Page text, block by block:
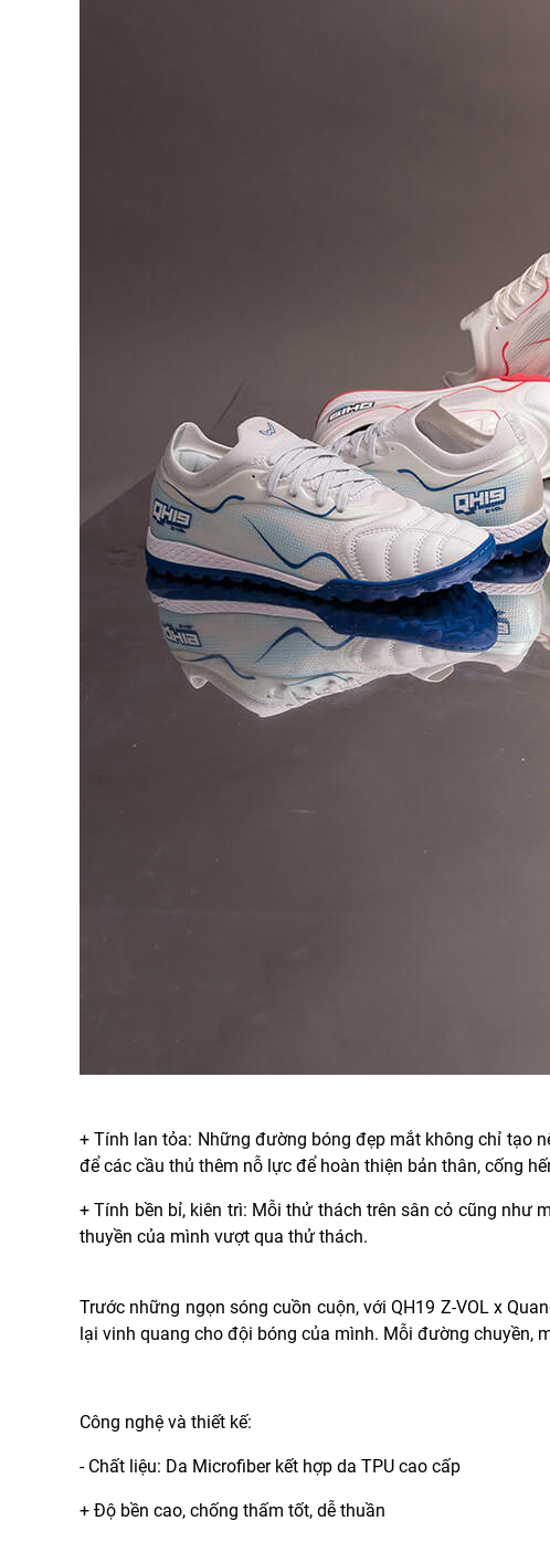
+ Tính lan tỏa: Những đường bóng đẹp mắt không chỉ tạo
để các cầu thủ thêm nỗ lực để hoàn thiện bản thân, cống
+ Tính bền bỉ, kiên trì: Mỗi thử thách trên sân cỏ cũng như
thuyền của mình vượt qua thử thách.
Trước những ngọn sóng cuồn cuộn, với QH19 Z-VOL x
lại vinh quang cho đội bóng của mình. Mỗi đường chuyền,
Công nghệ và thiết kế:
- Chất liệu: Da Microfiber kết hợp da TPU cao cấp
+ Độ bền cao, chống thấm tốt, dễ thuần